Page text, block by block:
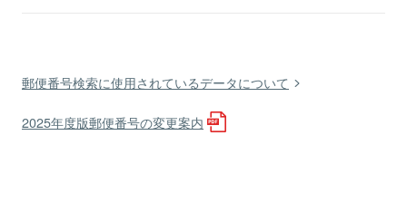
郵便番号検索に使用されているデータについて
2025年度版郵便番号の変更案内